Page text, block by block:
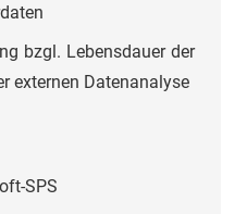
bzgl. Lebensdauer der
externen Datenanalyse
SPS